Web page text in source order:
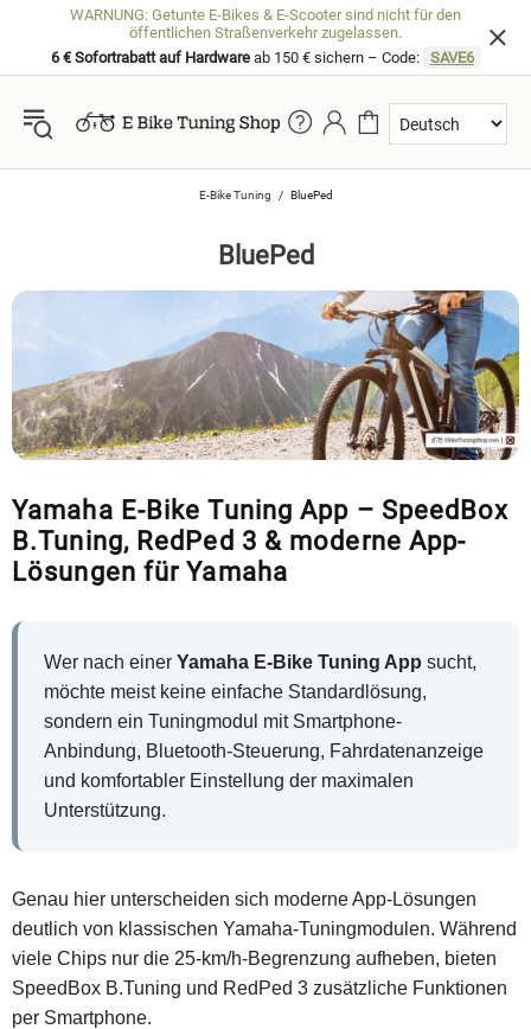
WARNUNG: Getunte E-Bikes & E-Scooter sind nicht für den
öffentlichen Straßenverkehr zugelassen.
6 € Sofortrabatt auf Hardwareab 150 € sichern – Code: SAVE6
E-Bike Tuning BluePed
BluePed
Yamaha E-Bike Tuning App – SpeedBox
B.Tuning, RedPed 3 & moderne App-
Lösungen für Yamaha
Wer nach einer Yamaha E-Bike Tuning App sucht,
möchte meist keine einfache Standardlösung,
sondern ein Tuningmodul mit Smartphone-
Anbindung, Bluetooth-Steuerung, Fahrdatenanzeige
und komfortabler Einstellung der maximalen
Unterstützung.
Genau hier unterscheiden sich moderne App-Lösungen
deutlich von klassischen Yamaha-Tuningmodulen. Während
viele Chips nur die 25-km/h-Begrenzung aufheben, bieten
SpeedBox B.Tuning und RedPed 3 zusätzliche Funktionen
per Smartphone.